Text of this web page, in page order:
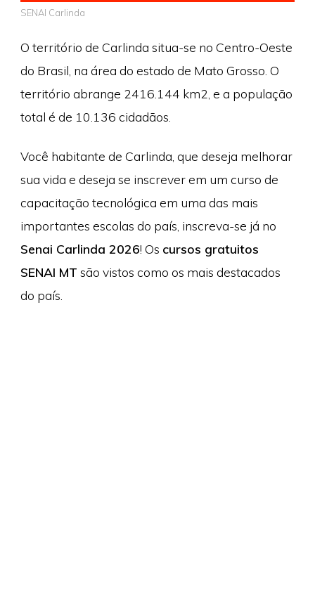
SENAI Carlinda
O território de Carlinda situa-se no Centro-Oeste
do Brasil, na área do estado de Mato Grosso. O
território abrange 2416.144 km2, e a população
total é de 10.136 cidadãos.
Você habitante de Carlinda, que deseja melhorar
sua vida e deseja se inscrever em um curso de
capacitação tecnológica em uma das mais
importantes escolas do país, inscreva-se já no
Senai Carlinda 2026! Os cursos gratuitos
SENAI MT são vistos como os mais destacados
do país.